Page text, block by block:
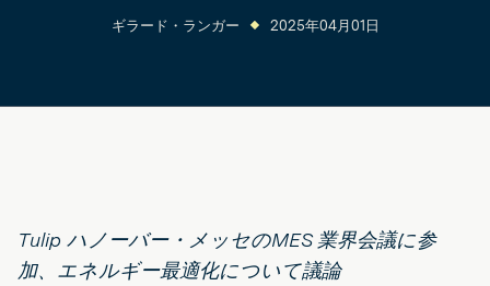
ギラード・ランガー 2025年04月01日
Tulip ハノーバー・メッセのMES 業界会議に参
加、エネルギー最適化について議論